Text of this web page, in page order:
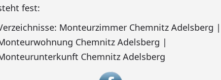
fest:
Monteurzimmer Chemnitz Adelsberg |
Chemnitz Adelsberg |
Chemnitz Adelsberg